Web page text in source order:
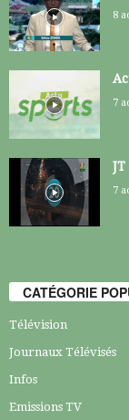
8
7
7
CATÉGORIE
Télévision
Journaux Télévisés
Infos
Emissions TV